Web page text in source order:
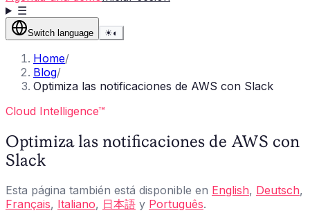
☰
Switch language ☀◐
Home/
Blog/
Optimiza las notificaciones de AWS con Slack
Cloud Intelligence™
Optimiza las notificaciones de AWS con
Slack
Esta página también está disponible en English, Deutsch,
Français, Italiano, 日本語 y Português.